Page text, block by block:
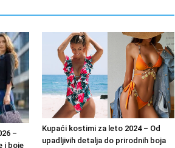
–
i boje
Kupaći kostimi za leto 2024 – Od
upadljivih detalja do prirodnih boja